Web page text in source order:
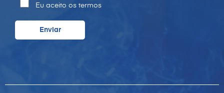
Eu aceito os termos